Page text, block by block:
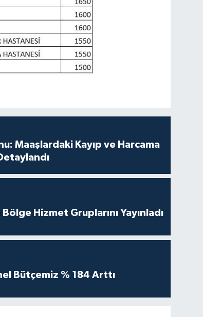
Maaşlardaki Kayıp ve Harcama
Hizmet Gruplarını Yayınladı
Bütçemiz % 184 Arttı